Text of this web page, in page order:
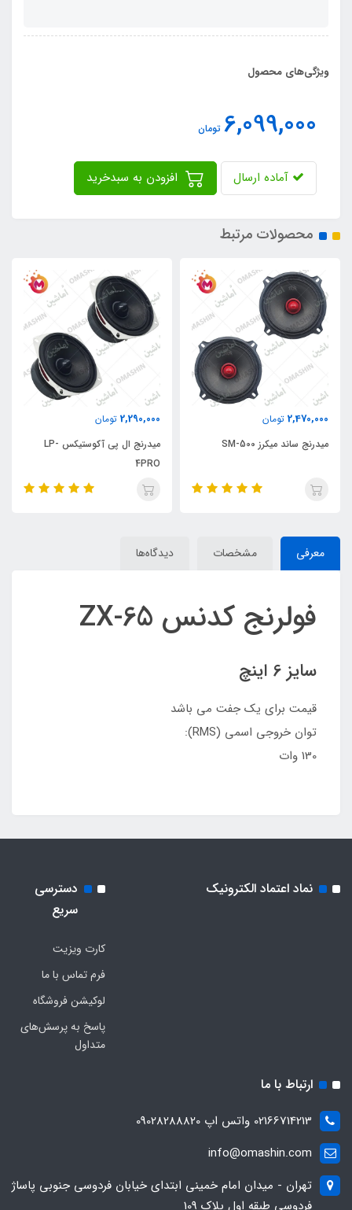
ویژگی‌های محصول
6,099,000 تومان
آماده ارسال
محصولات مرتبط
2,470,000 تومان
میدرنج ساند میکرز SM-500
2,290,000 تومان
میدرنج ال پی آکوستیکس LP-
4PRO
معرفی مشخصات دیدگاه‌ها
فولرنج کدنس ZX-65
سایز 6 اینچ
قیمت برای یک جفت می باشد
توان خروجی اسمی (RMS):
130 وات
نماد اعتماد الکترونیک
دسترسی
سریع
کارت ویزیت
فرم تماس با ما
لوکیشن فروشگاه
پاسخ به پرسش‌های
متداول
ارتباط با ما
02166714213 واتس اپ 09028288820
info@omashin.com
تهران - میدان امام خمینی ابتدای خیابان فردوسی جنوبی پاساژ
فردوسی طبقه اول پلاک 109